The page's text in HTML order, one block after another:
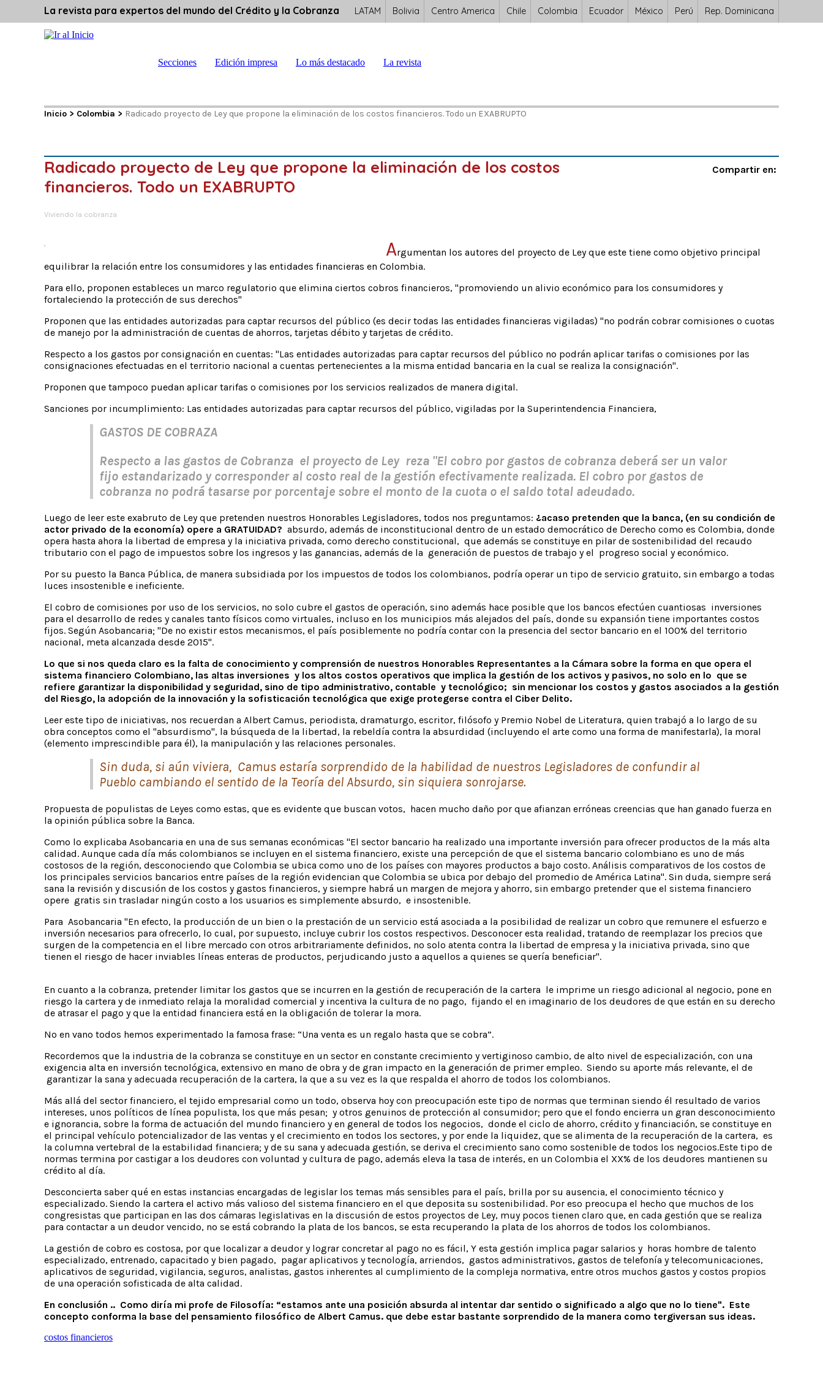
La revista para expertos del mundo del Crédito y la Cobranza LATAM Bolivia Centro America Chile Colombia Ecuador México Perú Rep. Dominicana
Secciones Edición impresa Lo más destacado La revista
Inicio > Colombia > Radicado proyecto de Ley que propone la eliminación de los costos financieros. Todo un EXABRUPTO
Radicado proyecto de Ley que propone la eliminación de los costos
financieros. Todo un EXABRUPTO
Compartir en:
Viviendo la cobranza
Argumentan los autores del proyecto de Ley que este tiene como objetivo principal
equilibrar la relación entre los consumidores y las entidades financieras en Colombia.
Para ello, proponen estableces un marco regulatorio que elimina ciertos cobros financieros, "promoviendo un alivio económico para los consumidores y
fortaleciendo la protección de sus derechos"
Proponen que las entidades autorizadas para captar recursos del público (es decir todas las entidades financieras vigiladas) "no podrán cobrar comisiones o cuotas
de manejo por la administración de cuentas de ahorros, tarjetas débito y tarjetas de crédito.
Respecto a los gastos por consignación en cuentas: "Las entidades autorizadas para captar recursos del público no podrán aplicar tarifas o comisiones por las
consignaciones efectuadas en el territorio nacional a cuentas pertenecientes a la misma entidad bancaria en la cual se realiza la consignación".
Proponen que tampoco puedan aplicar tarifas o comisiones por los servicios realizados de manera digital.
Sanciones por incumplimiento: Las entidades autorizadas para captar recursos del público, vigiladas por la Superintendencia Financiera,
GASTOS DE COBRAZA
Respecto a las gastos de Cobranza el proyecto de Ley reza "El cobro por gastos de cobranza deberá ser un valor
fijo estandarizado y corresponder al costo real de la gestión efectivamente realizada. El cobro por gastos de
cobranza no podrá tasarse por porcentaje sobre el monto de la cuota o el saldo total adeudado.
Luego de leer este exabruto de Ley que pretenden nuestros Honorables Legisladores, todos nos preguntamos: ¿acaso pretenden que la banca, (en su condición de
actor privado de la economía) opere a GRATUIDAD? absurdo, además de inconstitucional dentro de un estado democrático de Derecho como es Colombia, donde
opera hasta ahora la libertad de empresa y la iniciativa privada, como derecho constitucional, que además se constituye en pilar de sostenibilidad del recaudo
tributario con el pago de impuestos sobre los ingresos y las ganancias, además de la generación de puestos de trabajo y el progreso social y económico.
Por su puesto la Banca Pública, de manera subsidiada por los impuestos de todos los colombianos, podría operar un tipo de servicio gratuito, sin embargo a todas
luces insostenible e ineficiente.
El cobro de comisiones por uso de los servicios, no solo cubre el gastos de operación, sino además hace posible que los bancos efectúen cuantiosas inversiones
para el desarrollo de redes y canales tanto físicos como virtuales, incluso en los municipios más alejados del país, donde su expansión tiene importantes costos
fijos. Según Asobancaria; "De no existir estos mecanismos, el país posiblemente no podría contar con la presencia del sector bancario en el 100% del territorio
nacional, meta alcanzada desde 2015".
Lo que si nos queda claro es la falta de conocimiento y comprensión de nuestros Honorables Representantes a la Cámara sobre la forma en que opera el
sistema financiero Colombiano, las altas inversiones y los altos costos operativos que implica la gestión de los activos y pasivos, no solo en lo que se
refiere garantizar la disponibilidad y seguridad, sino de tipo administrativo, contable y tecnológico; sin mencionar los costos y gastos asociados a la gestión
del Riesgo, la adopción de la innovación y la sofisticación tecnológica que exige protegerse contra el Ciber Delito.
Leer este tipo de iniciativas, nos recuerdan a Albert Camus, periodista, dramaturgo, escritor, filósofo y Premio Nobel de Literatura, quien trabajó a lo largo de su
obra conceptos como el "absurdismo", la búsqueda de la libertad, la rebeldía contra la absurdidad (incluyendo el arte como una forma de manifestarla), la moral
(elemento imprescindible para él), la manipulación y las relaciones personales.
Sin duda, si aún viviera, Camus estaría sorprendido de la habilidad de nuestros Legisladores de confundir al
Pueblo cambiando el sentido de la Teoría del Absurdo, sin siquiera sonrojarse.
Propuesta de populistas de Leyes como estas, que es evidente que buscan votos, hacen mucho daño por que afianzan erróneas creencias que han ganado fuerza en
la opinión pública sobre la Banca.
Como lo explicaba Asobancaria en una de sus semanas económicas "El sector bancario ha realizado una importante inversión para ofrecer productos de la más alta
calidad. Aunque cada día más colombianos se incluyen en el sistema financiero, existe una percepción de que el sistema bancario colombiano es uno de más
costosos de la región, desconociendo que Colombia se ubica como uno de los países con mayores productos a bajo costo. Análisis comparativos de los costos de
los principales servicios bancarios entre países de la región evidencian que Colombia se ubica por debajo del promedio de América Latina". Sin duda, siempre será
sana la revisión y discusión de los costos y gastos financieros, y siempre habrá un margen de mejora y ahorro, sin embargo pretender que el sistema financiero
opere gratis sin trasladar ningún costo a los usuarios es simplemente absurdo, e insostenible.
Para Asobancaria "En efecto, la producción de un bien o la prestación de un servicio está asociada a la posibilidad de realizar un cobro que remunere el esfuerzo e
inversión necesarios para ofrecerlo, lo cual, por supuesto, incluye cubrir los costos respectivos. Desconocer esta realidad, tratando de reemplazar los precios que
surgen de la competencia en el libre mercado con otros arbitrariamente definidos, no solo atenta contra la libertad de empresa y la iniciativa privada, sino que
tienen el riesgo de hacer inviables líneas enteras de productos, perjudicando justo a aquellos a quienes se quería beneficiar".
En cuanto a la cobranza, pretender limitar los gastos que se incurren en la gestión de recuperación de la cartera le imprime un riesgo adicional al negocio, pone en
riesgo la cartera y de inmediato relaja la moralidad comercial y incentiva la cultura de no pago, fijando el en imaginario de los deudores de que están en su derecho
de atrasar el pago y que la entidad financiera está en la obligación de tolerar la mora.
No en vano todos hemos experimentado la famosa frase: “Una venta es un regalo hasta que se cobra”.
Recordemos que la industria de la cobranza se constituye en un sector en constante crecimiento y vertiginoso cambio, de alto nivel de especialización, con una
exigencia alta en inversión tecnológica, extensivo en mano de obra y de gran impacto en la generación de primer empleo. Siendo su aporte más relevante, el de
garantizar la sana y adecuada recuperación de la cartera, la que a su vez es la que respalda el ahorro de todos los colombianos.
Más allá del sector financiero, el tejido empresarial como un todo, observa hoy con preocupación este tipo de normas que terminan siendo él resultado de varios
intereses, unos políticos de línea populista, los que más pesan; y otros genuinos de protección al consumidor; pero que el fondo encierra un gran desconocimiento
e ignorancia, sobre la forma de actuación del mundo financiero y en general de todos los negocios, donde el ciclo de ahorro, crédito y financiación, se constituye en
el principal vehículo potencializador de las ventas y el crecimiento en todos los sectores, y por ende la liquidez, que se alimenta de la recuperación de la cartera, es
la columna vertebral de la estabilidad financiera; y de su sana y adecuada gestión, se deriva el crecimiento sano como sostenible de todos los negocios.Este tipo de
normas termina por castigar a los deudores con voluntad y cultura de pago, además eleva la tasa de interés, en un Colombia el XX% de los deudores mantienen su
crédito al día.
Desconcierta saber qué en estas instancias encargadas de legislar los temas más sensibles para el país, brilla por su ausencia, el conocimiento técnico y
especializado. Siendo la cartera el activo más valioso del sistema financiero en el que deposita su sostenibilidad. Por eso preocupa el hecho que muchos de los
congresistas que participan en las dos cámaras legislativas en la discusión de estos proyectos de Ley, muy pocos tienen claro que, en cada gestión que se realiza
para contactar a un deudor vencido, no se está cobrando la plata de los bancos, se esta recuperando la plata de los ahorros de todos los colombianos.
La gestión de cobro es costosa, por que localizar a deudor y lograr concretar al pago no es fácil, Y esta gestión implica pagar salarios y horas hombre de talento
especializado, entrenado, capacitado y bien pagado, pagar aplicativos y tecnología, arriendos, gastos administrativos, gastos de telefonía y telecomunicaciones,
aplicativos de seguridad, vigilancia, seguros, analistas, gastos inherentes al cumplimiento de la compleja normativa, entre otros muchos gastos y costos propios
de una operación sofisticada de alta calidad.
En conclusión .. Como diría mi profe de Filosofía: “estamos ante una posición absurda al intentar dar sentido o significado a algo que no lo tiene". Este
concepto conforma la base del pensamiento filosófico de Albert Camus. que debe estar bastante sorprendido de la manera como tergiversan sus ideas.
costos financieros